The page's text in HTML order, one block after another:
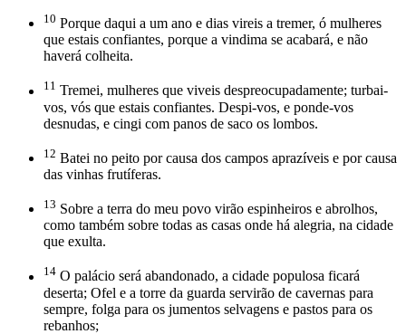
10 Porque daqui a um ano e dias vireis a tremer, ó mulheres
que estais confiantes, porque a vindima se acabará, e não
haverá colheita.
11 Tremei, mulheres que viveis despreocupadamente; turbai-
vos, vós que estais confiantes. Despi-vos, e ponde-vos
desnudas, e cingi com panos de saco os lombos.
12 Batei no peito por causa dos campos aprazíveis e por causa
das vinhas frutíferas.
13 Sobre a terra do meu povo virão espinheiros e abrolhos,
como também sobre todas as casas onde há alegria, na cidade
que exulta.
14 O palácio será abandonado, a cidade populosa ficará
deserta; Ofel e a torre da guarda servirão de cavernas para
sempre, folga para os jumentos selvagens e pastos para os
rebanhos;